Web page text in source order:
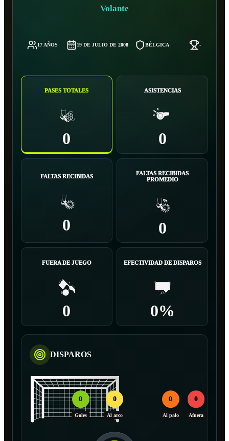
Volante
17 AÑOS 19 DE JULIO DE 2008 BÉLGICA -
PASES TOTALES
0
ASISTENCIAS
0
FALTAS RECIBIDAS
0
FALTAS RECIBIDAS
PROMEDIO
0
FUERA DE JUEGO
0
EFECTIVIDAD DE DISPAROS
0%
DISPAROS
0
Goles
0
Al arco
0
Al palo
0
Afuera